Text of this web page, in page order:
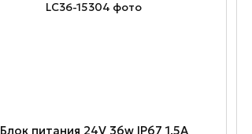
Блок питания 24V 36w ІР67 1.5A